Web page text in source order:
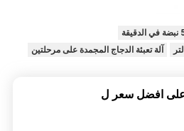
آلة تعبئة الدجاج المجمدة على مرحلتين
افضل سعر ل